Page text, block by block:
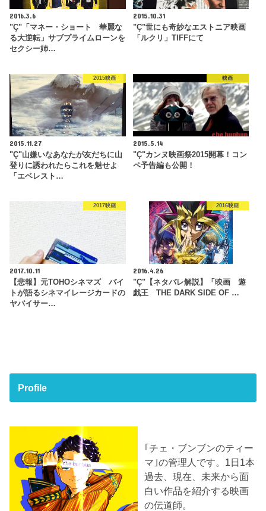
2016.3.6
"Ç"「マネー・ショート 華麗な
る大逆転」サブプライムローンを
セクシー姉…
2015.10.31
"Ç"世にも奇妙なエストニア映画
「ルクリ」TIFFにて
2015映画
2015.11.27
"Ç"山嫌いなあなたが友だちに山
登りに誘われたらこれを魅せよ
「エベレスト…
映画
2015.5.14
"Ç"カンヌ映画祭2015開幕！コン
ペ予告編も公開！
2017映画
2017.10.11
【悲報】元TOHOシネマズ バイ
トが語るシネマイレージカードの
ヤバイサー…
2016映画
2016.4.26
"Ç"【ネタバレ解説】「映画 遊
戯王 THE DARK SIDE OF …
Profile
｢チェ・ブンブンのティー
マ｣の管理人です。1日1本
過去、現在、未来から面
白い作品を紹介する映画
の伝道師。